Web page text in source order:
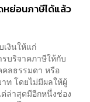
หย่อนภาษีได้แล้ว
งินให้แก่
บริจาคภาษีให้กับ
คลธรรมดา หรือ
ท โดยไม่มีผลให้ผู้
ล่าสุดมีอีกหนึ่งช่อง